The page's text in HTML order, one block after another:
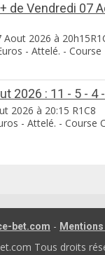
de Vendredi 07
2026 à
- Attelé. - Course
2026 : 11 - 5 - 4
2026 à 20:15 R1C8
- Attelé. - Course
bet.com -
Tous droits